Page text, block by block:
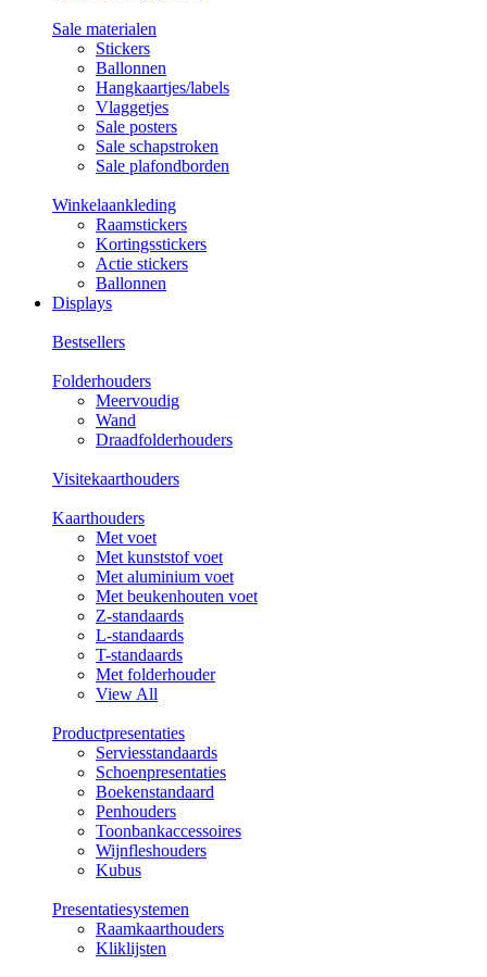
Sale materialen
Stickers
Ballonnen
Hangkaartjes/labels
Vlaggetjes
Sale posters
Sale schapstroken
Sale plafondborden
Winkelaankleding
Raamstickers
Kortingsstickers
Actie stickers
Ballonnen
Displays
Bestsellers
Folderhouders
Meervoudig
Wand
Draadfolderhouders
Visitekaarthouders
Kaarthouders
Met voet
Met kunststof voet
Met aluminium voet
Met beukenhouten voet
Z-standaards
L-standaards
T-standaards
Met folderhouder
View All
Productpresentaties
Serviesstandaards
Schoenpresentaties
Boekenstandaard
Penhouders
Toonbankaccessoires
Wijnfleshouders
Kubus
Presentatiesystemen
Raamkaarthouders
Kliklijsten